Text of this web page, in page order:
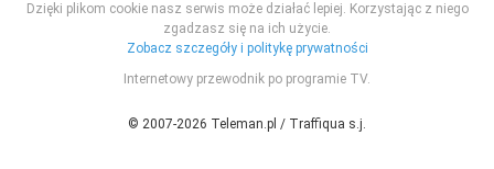
CANAL+ 360
CANAL+ 4K Ultra HD
Eleven Sports 3
Eleven Sports 4
Discovery Life
Discovery Science
Lifetime
Polsat Cafe
Disney XD
Dzięki plikom cookie nasz serwis może działać lepiej. Korzystając z niego
zgadzasz się na ich użycie.
Zobacz szczegóły i politykę prywatności
Internetowy przewodnik po programie TV.
© 2007-2026 Teleman.pl / Traffiqua s.j.